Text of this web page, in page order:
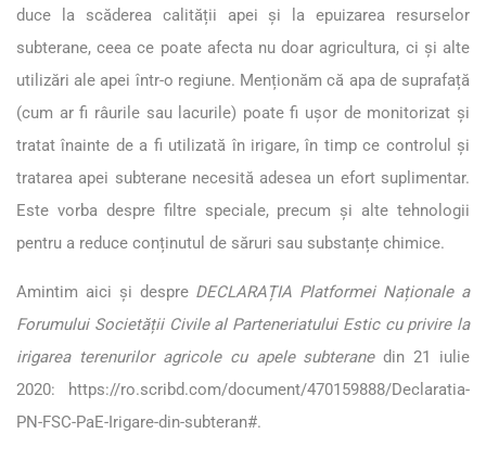
duce la scăderea calității apei și la epuizarea resurselor
subterane, ceea ce poate afecta nu doar agricultura, ci și alte
utilizări ale apei într-o regiune. Menționăm că apa de suprafață
(cum ar fi râurile sau lacurile) poate fi ușor de monitorizat și
tratat înainte de a fi utilizată în irigare, în timp ce controlul și
tratarea apei subterane necesită adesea un efort suplimentar.
Este vorba despre filtre speciale, precum și alte tehnologii
pentru a reduce conținutul de săruri sau substanțe chimice.
Amintim aici și despre DECLARAȚIA Platformei Naționale a
Forumului Societății Civile al Parteneriatului Estic cu privire la
irigarea terenurilor agricole cu apele subteranedin 21 iulie
2020:
https://ro.scribd.com/document/470159888/Declaratia-
PN-FSC-PaE-Irigare-din-subteran#.